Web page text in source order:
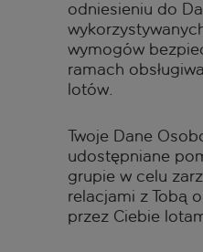
odniesieniu do
wymogów
ramach
lotów.
Twoje Dane
udostępniane
grupie w celu
relacjami z Tobą
przez Ciebie